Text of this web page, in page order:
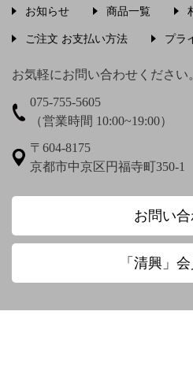
梅渓通治
圓珠庵羅城
大田垣蓮月 大田垣蓮月
大田垣蓮月賛 松岡環翠画
お知らせ 商品一覧
ご注文 お支払い方法 プラ
お気軽にお問い合わせください
075-755-5605
（営業時間 10:00~19:00）
〒604-8175
京都市中京区円福寺町350-1
お問い
「清興」